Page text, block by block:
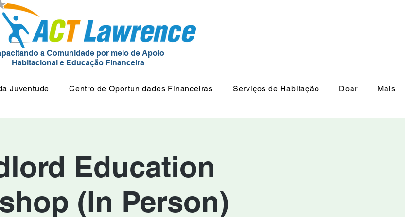
a Comunidade por meio de Apoio
Habitacional e Educação Financeira
Juventude Centro de Oportunidades Financeiras Serviços de Habitação Doar Mais
Education
(In Person)